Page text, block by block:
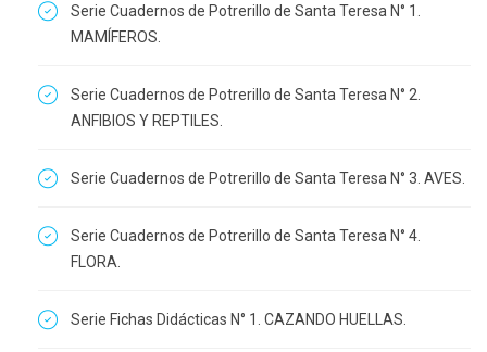
Serie Cuadernos de Potrerillo de Santa Teresa N° 1.
MAMÍFEROS.
Serie Cuadernos de Potrerillo de Santa Teresa N° 2.
ANFIBIOS Y REPTILES.
Serie Cuadernos de Potrerillo de Santa Teresa N° 3. AVES.
Serie Cuadernos de Potrerillo de Santa Teresa N° 4.
FLORA.
Serie Fichas Didácticas N° 1. CAZANDO HUELLAS.